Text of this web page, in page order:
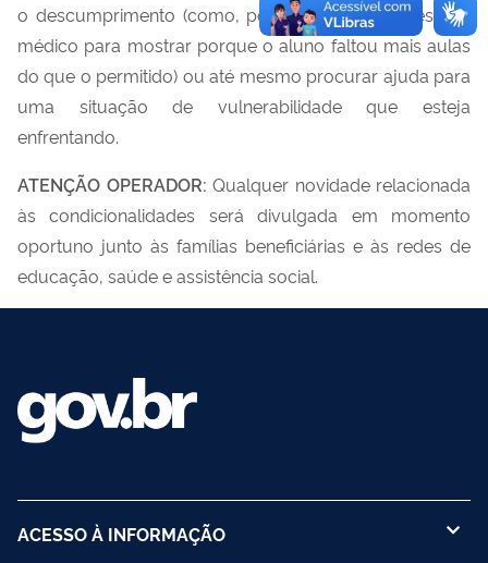
o descumprimento (como, por exemplo, um atestado
médico para mostrar porque o aluno faltou mais aulas
do que o permitido) ou até mesmo procurar ajuda para
uma situação de vulnerabilidade que esteja
enfrentando.
ATENÇÃO OPERADOR: Qualquer novidade relacionada
às condicionalidades será divulgada em momento
oportuno junto às famílias beneficiárias e às redes de
educação, saúde e assistência social.
ACESSO À INFORMAÇÃO